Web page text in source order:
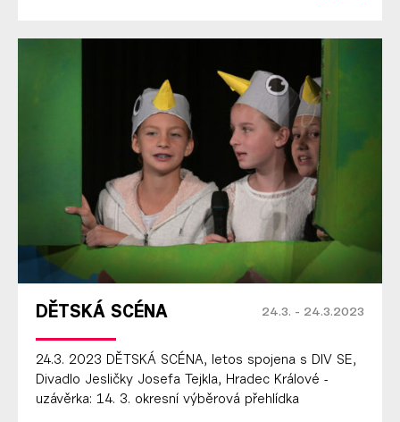
DĚTSKÁ SCÉNA 24.3. - 24.3.2023
24.3. 2023 DĚTSKÁ SCÉNA, letos spojena s DIV SE,
Divadlo Jesličky Josefa Tejkla, Hradec Králové -
uzávěrka: 14. 3. okresní výběrová přehlídka